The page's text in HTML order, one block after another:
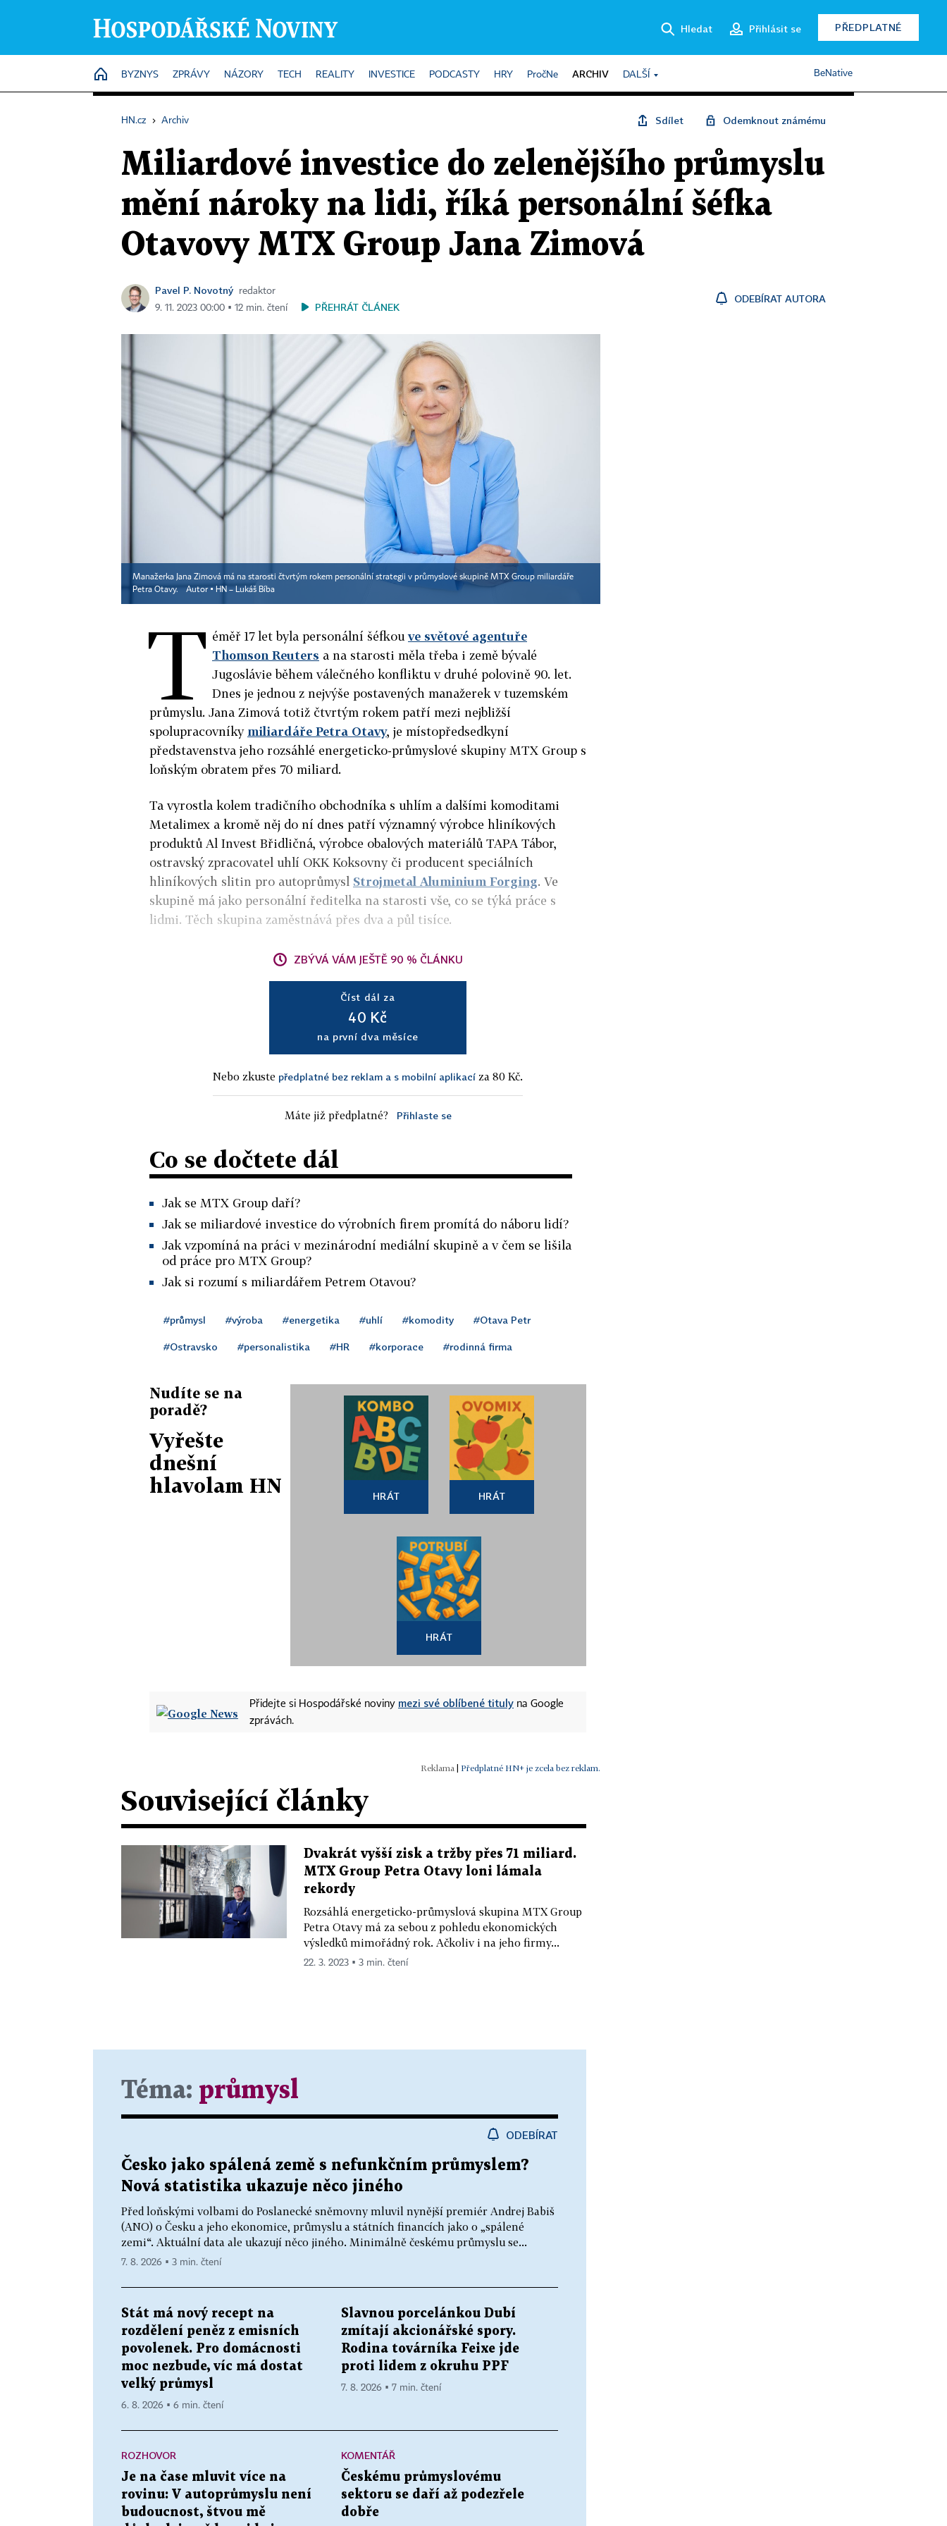
Hledat Přihlásit se PŘEDPLATNÉ
HOME
BYZNYS ZPRÁVY NÁZORY TECH REALITY INVESTICE PODCASTY HRY PročNe ARCHIV DALŠÍ BeNative
HN.cz › Archiv Sdílet Odemknout známému
Miliardové investice do zelenějšího průmyslu
mění nároky na lidi, říká personální šéfka
Otavovy MTX Group Jana Zimová
Pavel P. Novotný
redaktor
9. 11. 2023 00:00 ▪ 12 min. čtení
PŘEHRÁT ČLÁNEK
ODEBÍRAT AUTORA
Manažerka Jana Zimová má na starosti čtvrtým rokem personální strategii v průmyslové skupině MTX Group miliardáře
Petra Otavy.
Autor ▪ HN – Lukáš Bíba
T éměř 17 let byla personální šéfkouve světové agentuře
Thomson Reuters a na starosti měla třeba i země bývalé
Jugoslávie během válečného konfliktu v druhé polovině 90. let.
Dnes je jednou z nejvýše postavených manažerek v tuzemském
průmyslu. Jana Zimová totiž čtvrtým rokem patří mezi nejbližší
spolupracovníky miliardáře Petra Otavy, je místopředsedkyní
představenstva jeho rozsáhlé energeticko-průmyslové skupiny MTX Group s
loňským obratem přes 70 miliard.
Ta vyrostla kolem tradičního obchodníka s uhlím a dalšími komoditami
Metalimex a kromě něj do ní dnes patří významný výrobce hliníkových
produktů Al Invest Břidličná, výrobce obalových materiálů TAPA Tábor,
ostravský zpracovatel uhlí OKK Koksovny či producent speciálních
hliníkových slitin pro autoprůmysl Strojmetal Aluminium Forging. Ve
skupině má jako personální ředitelka na starosti vše, co se týká práce s
lidmi. Těch skupina zaměstnává přes dva a půl tisíce.
ZBÝVÁ VÁM JEŠTĚ 90 % ČLÁNKU
Číst dál za
40 Kč
na první dva měsíce
Nebo zkuste předplatné bez reklam a s mobilní aplikací za 80 Kč.
Máte již předplatné? Přihlaste se
Co se dočtete dál
Jak se MTX Group daří?
Jak se miliardové investice do výrobních firem promítá do náboru lidí?
Jak vzpomíná na práci v mezinárodní mediální skupině a v čem se lišila
od práce pro MTX Group?
Jak si rozumí s miliardářem Petrem Otavou?
#průmysl #výroba #energetika #uhlí #komodity #Otava Petr
#Ostravsko #personalistika #HR #korporace #rodinná firma
Nudíte se na
poradě?
Vyřešte
dnešní
hlavolam HN
HRÁT HRÁT
HRÁT
Přidejte si Hospodářské noviny mezi své oblíbené tituly na Google
zprávách.
| Předplatné HN+ je zcela bez reklam.
Související články
Dvakrát vyšší zisk a tržby přes 71 miliard.
MTX Group Petra Otavy loni lámala
rekordy
Rozsáhlá energeticko-průmyslová skupina MTX Group
Petra Otavy má za sebou z pohledu ekonomických
výsledků mimořádný rok. Ačkoliv i na jeho firmy...
22. 3. 2023 ▪ 3 min. čtení
Téma: průmysl
ODEBÍRAT
Česko jako spálená země s nefunkčním průmyslem?
Nová statistika ukazuje něco jiného
Před loňskými volbami do Poslanecké sněmovny mluvil nynější premiér Andrej Babiš
(ANO) o Česku a jeho ekonomice, průmyslu a státních financích jako o „spálené
zemi“. Aktuální data ale ukazují něco jiného. Minimálně českému průmyslu se...
7. 8. 2026 ▪ 3 min. čtení
Stát má nový recept na
rozdělení peněz z emisních
povolenek. Pro domácnosti
moc nezbude, víc má dostat
velký průmysl
6. 8. 2026 ▪ 6 min. čtení
Slavnou porcelánkou Dubí
zmítají akcionářské spory.
Rodina továrníka Feixe jde
proti lidem z okruhu PPF
7. 8. 2026 ▪ 7 min. čtení
ROZHOVOR
Je na čase mluvit více na
rovinu: V autoprůmyslu není
budoucnost, štvou mě
KOMENTÁŘ
Českému průmyslovému
sektoru se daří až podezřele
dobře